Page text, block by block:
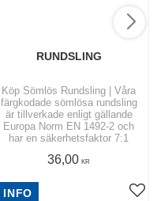
RUNDSLING
Köp Sömlös Rundsling | Våra
färgkodade sömlösa rundsling
är tillverkade enligt gällande
Europa Norm EN 1492-2 och
har en säkerhetsfaktor 7:1
36,00 KR
INFO